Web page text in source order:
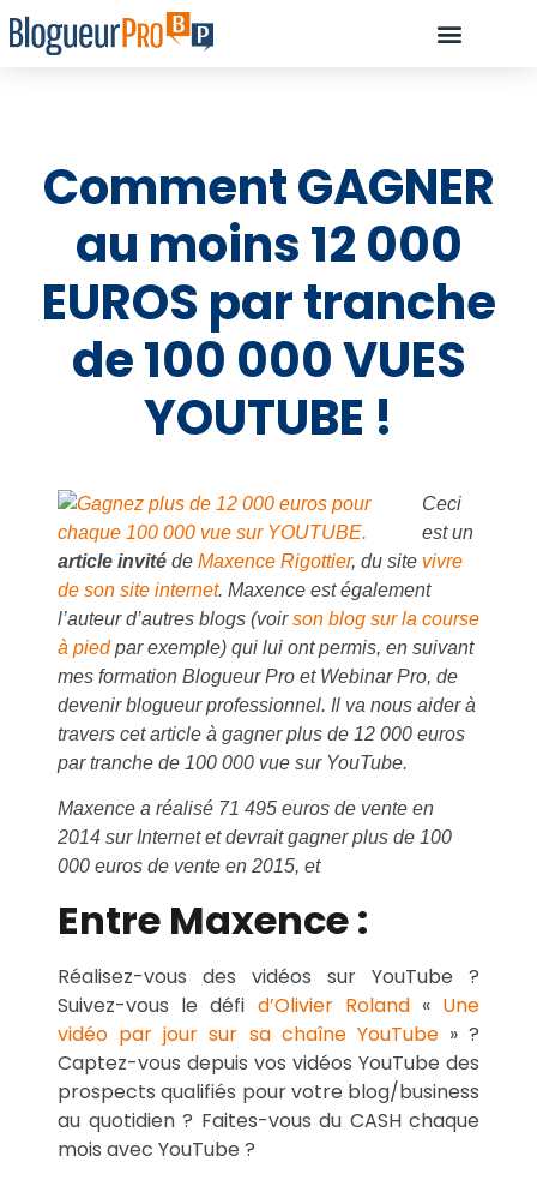
Comment GAGNER
au moins 12 000
EUROS par tranche
de 100 000 VUES
YOUTUBE !
Ceci
est un
article invité de Maxence Rigottier, du site vivre
de son site internet. Maxence est également
l’auteur d’autres blogs (voirson blog sur la course
à piedpar exemple) qui lui ont permis, en suivant
mes formation Blogueur Pro et Webinar Pro, de
devenir blogueur professionnel. Il va nous aider à
travers cet article à gagner plus de 12 000 euros
par tranche de 100 000 vue sur YouTube.
Maxence a réalisé 71 495 euros de vente en
2014 sur Internet et devrait gagner plus de 100
000 euros de vente en 2015, et
Entre Maxence :
Réalisez-vous des vidéos sur YouTube ?
Suivez-vous le défi d’Olivier Roland« Une
vidéo par jour sur sa chaîne YouTube» ?
Captez-vous depuis vos vidéos YouTube des
prospects qualifiés pour votre blog/business
au quotidien ? Faites-vous du CASH chaque
mois avec YouTube ?